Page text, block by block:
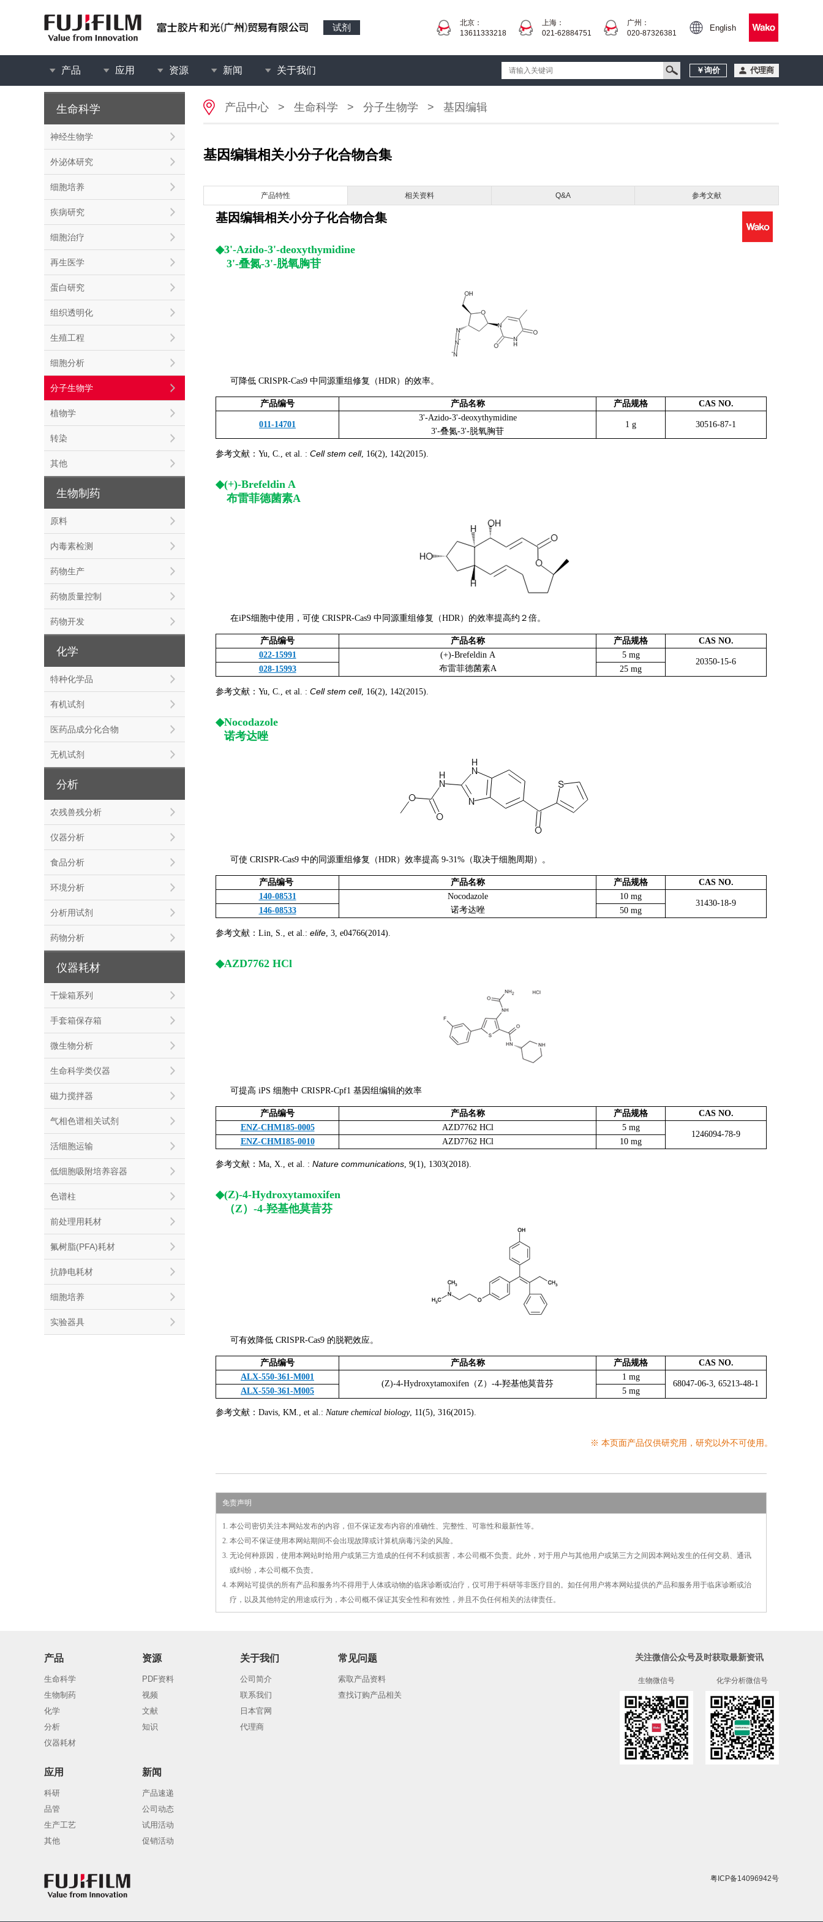
试剂
北京：
13611333218
上海：
021-62884751
广州：
020-87326381
English
产品 应用 资源 新闻 关于我们 ￥询价 代理商
生命科学
神经生物学
外泌体研究
细胞培养
疾病研究
细胞治疗
再生医学
蛋白研究
组织透明化
生殖工程
细胞分析
分子生物学
植物学
转染
其他
生物制药
原料
内毒素检测
药物生产
药物质量控制
药物开发
化学
特种化学品
有机试剂
医药品成分化合物
无机试剂
分析
农残兽残分析
仪器分析
食品分析
环境分析
分析用试剂
药物分析
仪器耗材
干燥箱系列
手套箱保存箱
微生物分析
生命科学类仪器
磁力搅拌器
气相色谱相关试剂
活细胞运输
低细胞吸附培养容器
色谱柱
前处理用耗材
氟树脂(PFA)耗材
抗静电耗材
细胞培养
实验器具
产品中心 > 生命科学 > 分子生物学 > 基因编辑
基因编辑相关小分子化合物合集
产品特性 相关资料 Q&A 参考文献
基因编辑相关小分子化合物合集
◆3'-Azido-3'-deoxythymidine
3'-叠氮-3'-脱氧胸苷
可降低 CRISPR-Cas9 中同源重组修复（HDR）的效率。
产品编号 产品名称 产品规格 CAS NO.
011-14701
3'-Azido-3'-deoxythymidine
3'-叠氮-3'-脱氧胸苷
1 g 30516-87-1
参考文献：Yu, C., et al. : Cell stem cell, 16(2), 142(2015).
◆(+)-Brefeldin A
布雷菲德菌素A
在iPS细胞中使用，可使 CRISPR-Cas9 中同源重组修复（HDR）的效率提高约２倍。
产品编号 产品名称 产品规格
CAS NO.
022-15991
(+)-Brefeldin A
布雷菲德菌素A
5 mg
20350-15-6
028-15993
25 mg
参考文献：Yu, C., et al. : Cell stem cell, 16(2), 142(2015).
◆Nocodazole
诺考达唑
可使 CRISPR-Cas9 中的同源重组修复（HDR）效率提高 9-31%（取决于细胞周期）。
产品编号 产品名称 产品规格
CAS NO.
140-08531
Nocodazole
诺考达唑
10 mg
31430-18-9
146-08533
50 mg
参考文献：Lin, S., et al.: elife, 3, e04766(2014).
◆AZD7762 HCl
可提高 iPS 细胞中 CRISPR-Cpf1 基因组编辑的效率
产品编号 产品名称 产品规格
CAS NO.
ENZ-CHM185-0005
AZD7762 HCl 5 mg
1246094-78-9
ENZ-CHM185-0010
AZD7762 HCl 10 mg
参考文献：Ma, X., et al. : Nature communications, 9(1), 1303(2018).
◆(Z)-4-Hydroxytamoxifen
（Z）-4-羟基他莫昔芬
可有效降低 CRISPR-Cas9 的脱靶效应。
产品编号 产品名称 产品规格
CAS NO.
ALX-550-361-M001
(Z)-4-Hydroxytamoxifen（Z）-4-羟基他莫昔芬
1 mg
68047-06-3, 65213-48-1
ALX-550-361-M005
5 mg
参考文献：Davis, KM., et al.: Nature chemical biology, 11(5), 316(2015).
※ 本页面产品仅供研究用，研究以外不可使用。
免责声明
1. 本公司密切关注本网站发布的内容，但不保证发布内容的准确性、完整性、可靠性和最新性等。
2. 本公司不保证使用本网站期间不会出现故障或计算机病毒污染的风险。
3. 无论何种原因，使用本网站时给用户或第三方造成的任何不利或损害，本公司概不负责。此外，对于用户与其他用户或第三方之间因本网站发生的任何交易、通讯
或纠纷，本公司概不负责。
4. 本网站可提供的所有产品和服务均不得用于人体或动物的临床诊断或治疗，仅可用于科研等非医疗目的。如任何用户将本网站提供的产品和服务用于临床诊断或治
疗，以及其他特定的用途或行为，本公司概不保证其安全性和有效性，并且不负任何相关的法律责任。
产品
生命科学
生物制药
化学
分析
仪器耗材
资源
PDF资料
视频
文献
知识
关于我们
公司简介
联系我们
日本官网
代理商
常见问题
索取产品资料
查找订购产品相关
应用
科研
品管
生产工艺
其他
新闻
产品速递
公司动态
试用活动
促销活动
关注微信公众号及时获取最新资讯
生物微信号 化学分析微信号
粤ICP备14096942号